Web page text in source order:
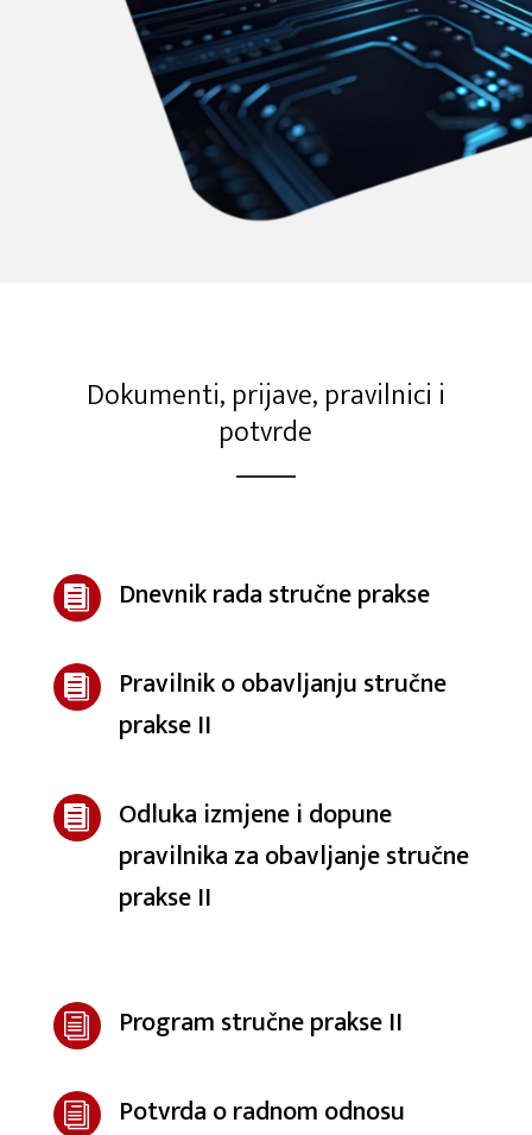
Dokumenti, prijave, pravilnici i
potvrde
 Dnevnik rada stručne prakse

Pravilnik o obavljanju stručne
prakse II

Odluka izmjene i dopune
pravilnika za obavljanje stručne
prakse II
i Program stručne prakse II
i Potvrda o radnom odnosu